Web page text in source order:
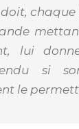
chaque
lui
si
le